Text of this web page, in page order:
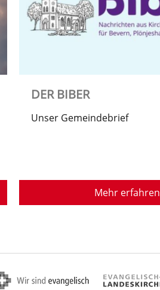
DER BIBER
Unser Gemeindebrief
Mehr erfahren